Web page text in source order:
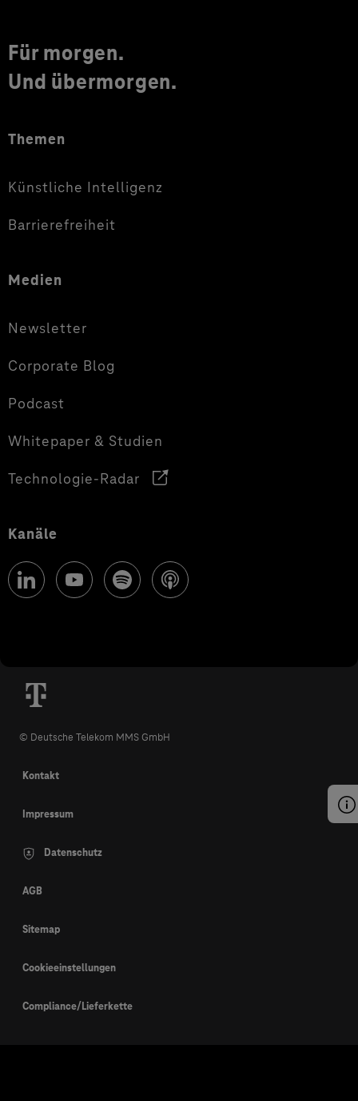
Für morgen.
Und übermorgen.
Themen
Künstliche Intelligenz
Barrierefreiheit
Medien
Newsletter
Corporate Blog
Podcast
Whitepaper & Studien
Technologie-Radar
Kanäle
© Deutsche Telekom MMS GmbH
Kontakt
Impressum
Datenschutz
AGB
Sitemap
Cookieeinstellungen
Compliance/Lieferkette